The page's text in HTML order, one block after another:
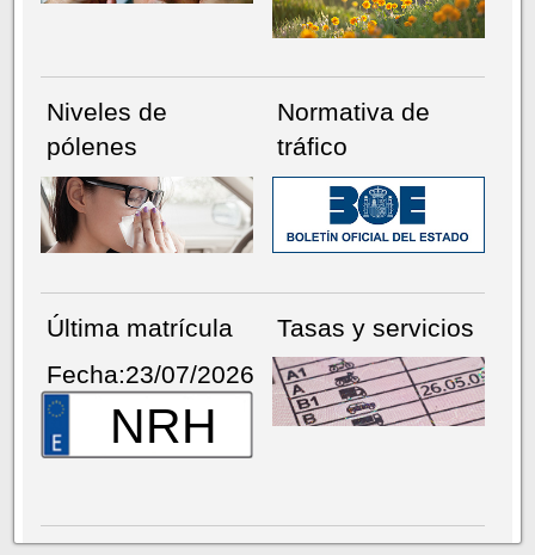
Niveles de
pólenes
Normativa de
tráfico
Última matrícula
Fecha:23/07/2026
NRH
Tasas y servicios